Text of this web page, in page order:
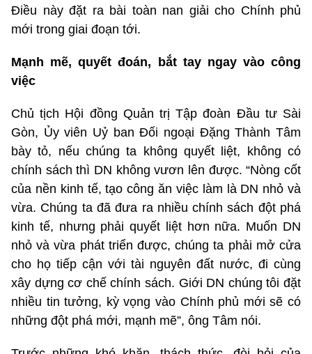
Điều này đặt ra bài toàn nan giải cho Chính phủ
mới trong giai đoạn tới.
Mạnh mẽ, quyết đoán, bắt tay ngay vào công
việc
Chủ tịch Hội đồng Quản trị Tập đoàn Đầu tư Sài
Gòn, Ủy viên Uỷ ban Đối ngoại Đặng Thành Tâm
bày tỏ, nếu chúng ta không quyết liệt, không có
chính sách thì DN không vươn lên được. “Nòng cốt
của nền kinh tế, tạo công ăn việc làm là DN nhỏ và
vừa. Chúng ta đã đưa ra nhiều chính sách đột phá
kinh tế, nhưng phải quyết liệt hơn nữa. Muốn DN
nhỏ và vừa phát triển được, chúng ta phải mở cửa
cho họ tiếp cận với tài nguyên đất nước, đi cùng
xây dựng cơ chế chính sách. Giới DN chúng tôi đặt
nhiều tin tưởng, kỳ vọng vào Chính phủ mới sẽ có
những đột phá mới, mạnh mẽ”, ông Tâm nói.